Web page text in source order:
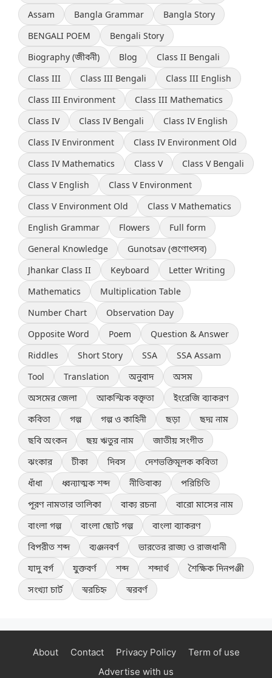
Assam
Bangla Grammar
Bangla Story
BENGALI POEM
Bengali Story
Biography (জীবনী)
Blog
Class II Bengali
Class III
Class III Bengali
Class III English
Class III Environment
Class III Mathematics
Class IV
Class IV Bengali
Class IV English
Class IV Environment
Class IV Environment Old
Class IV Mathematics
Class V
Class V Bengali
Class V English
Class V Environment
Class V Environment Old
Class V Mathematics
English Grammar
Flowers
Full form
General Knowledge
Gunotsav (গুণোৎসব)
Jhankar Class II
Keyboard
Letter Writing
Mathematics
Multiplication Table
Number Chart
Observation Day
Opposite Word
Poem
Question & Answer
Riddles
Short Story SSA
SSA Assam
Tool
Translation অনুবাদ
অসম
অসমের জেলা
আকস্মিক বক্তৃতা
ইংরেজি ব্যাকরণ
কবিতা
গল্প গল্প ও কাহিনী ছড়া
ছদ্ম নাম
ছবি অংকন
ছয় ঋতুর নাম
জাতীয় সংগীত
ঝংকার
টীকা দিবস
দেশভক্তিমূলক কবিতা
ধাঁধা
ধ্বন্যাত্মক শব্দ নীতিবাক্য
পরিচিতি
পূরণ নামতার তালিকা
বাক্য রচনা
বারো মাসের নাম
বাংলা গল্প
বাংলা ছোট গল্প
বাংলা ব্যাকরণ
বিপরীত শব্দ
ব্যঞ্জনবর্ণ
ভারতের রাজ্য ও রাজধানী
যাদু বর্গ
যুক্তবর্ণ শব্দ শব্দার্থ
শৈক্ষিক দিনপঞ্জী
সংখ্যা চার্ট
স্বরচিহ্ন স্বরবর্ণ
About Contact Privacy Policy
Term of use
Advertise with us